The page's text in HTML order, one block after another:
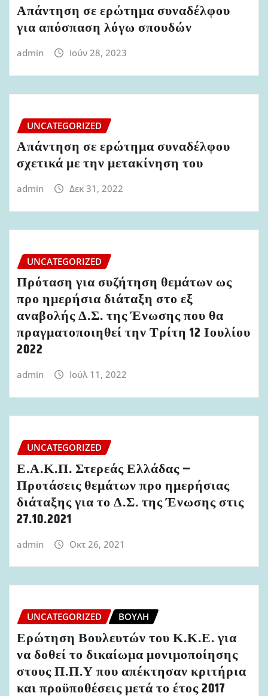
Απάντηση σε ερώτημα συναδέλφου
για απόσπαση λόγω σπουδών
admin Ιούν 28, 2023
UNCATEGORIZED
Απάντηση σε ερώτημα συναδέλφου
σχετικά με την μετακίνηση του
admin Δεκ 31, 2022
UNCATEGORIZED
Πρόταση για συζήτηση θεμάτων ως
προ ημερήσια διάταξη στο εξ
αναβολής Δ.Σ. της Ένωσης που θα
πραγματοποιηθεί την Τρίτη 12 Ιουλίου
2022
admin Ιούλ 11, 2022
UNCATEGORIZED
Ε.Α.Κ.Π. Στερεάς Ελλάδας –
Προτάσεις θεμάτων προ ημερήσιας
διάταξης για το Δ.Σ. της Ένωσης στις
27.10.2021
admin Οκτ 26, 2021
UNCATEGORIZED ΒΟΥΛΉ
Ερώτηση Βουλευτών του Κ.Κ.Ε. για
να δοθεί το δικαίωμα μονιμοποίησης
στους Π.Π.Υ που απέκτησαν κριτήρια
και προϋποθέσεις μετά το έτος 2017